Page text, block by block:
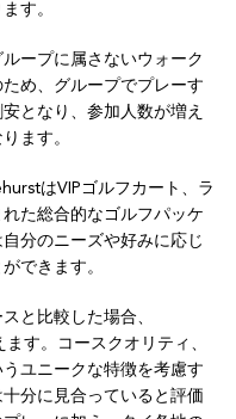
す。
ープに属さないウォーク
め、グループでプレーす
となり、参加人数が増え
ます。
はVIPゴルフカート、ラ
た総合的なゴルフパッケ
分のニーズや好みに応じ
できます。
と比較した場合、
す。コースクオリティ、
ユニークな特徴を考慮す
分に見合っていると評価